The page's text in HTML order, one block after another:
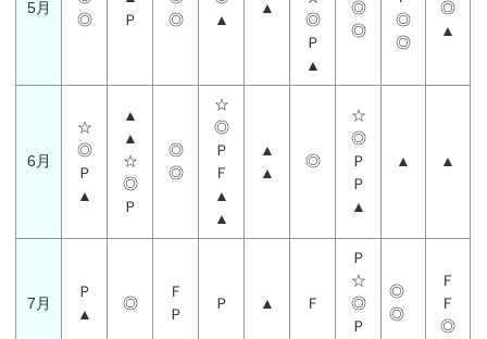
5月
◎
Ｐ
◎
▲
▲
◎
Ｐ
▲
◎
◎
◎
◎
◎
▲
6月
☆
◎
Ｐ
▲
▲
▲
☆
◎
Ｐ
◎
◎
☆
◎
Ｐ
Ｆ
▲
▲
▲
▲
◎
☆
◎
Ｐ
Ｐ
▲
▲ ▲
7月
Ｐ
▲
◎
Ｆ
Ｐ
Ｐ ▲ Ｆ
Ｐ
☆
◎
Ｐ
◎
◎
Ｆ
Ｆ
◎